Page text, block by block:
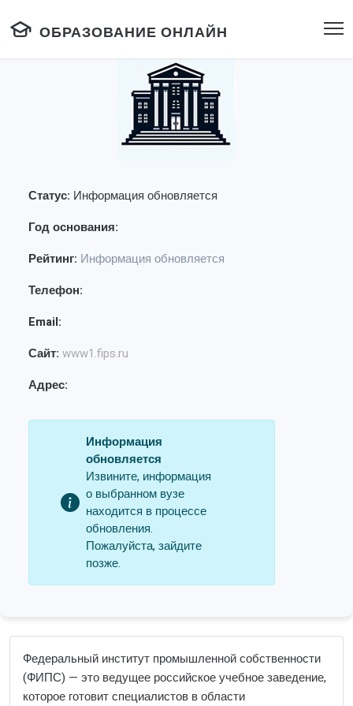
ОБРАЗОВАНИЕ ОНЛАЙН
Статус: Информация обновляется
Год основания:
Рейтинг: Информация обновляется
Телефон:
Email:
Сайт: www1.fips.ru
Адрес:
Информация
обновляется
Извините, информация
о выбранном вузе
находится в процессе
обновления.
Пожалуйста, зайдите
позже.
Федеральный институт промышленной собственности
(ФИПС) — это ведущее российское учебное заведение,
которое готовит специалистов в области